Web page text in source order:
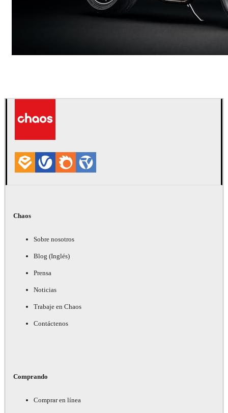
Chaos
Sobre nosotros
Blog (Inglés)
Prensa
Noticias
Trabaje en Chaos
Contáctenos
Comprando
Comprar en línea